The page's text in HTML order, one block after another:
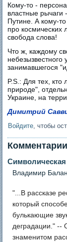
Кому-то -
властные рычаги
Путине. А кому-то
про космических
свобода слова!
Что ж, каждому
занимавшегося
P.S.: Для тех, кто
природе",
Украине, на
Димитрий
Войдите , чтобы
Комментарии
Владимир
"...В рассказе
который
булькающие
деградации." --
знаменитом